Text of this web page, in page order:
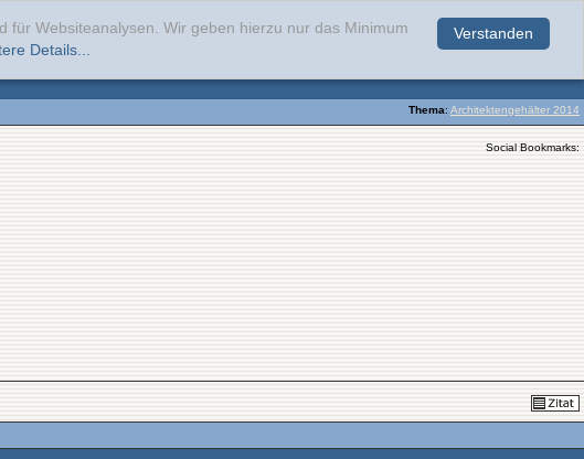
Verstanden
Websiteanalysen. Wir geben hierzu nur das Minimum
Details...
Thema: Architektengehälter 2014
Social Bookmarks: